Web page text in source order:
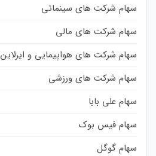
سهام شرکت های سینمائی
سهام شرکت های مالی
سهام شرکت های هواپیمایی و ایرلاین
سهام شرکت های ورزشی
سهام علی بابا
سهام فیس بوک
سهام گوگل